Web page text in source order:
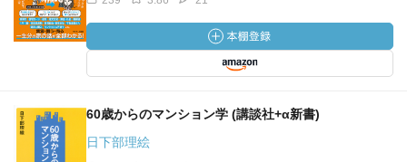
60歳からのマンション学 (講談社+α新書)
日下部理絵